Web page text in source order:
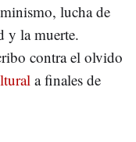
lucha de
y la muerte.
contra el olvido
a finales de